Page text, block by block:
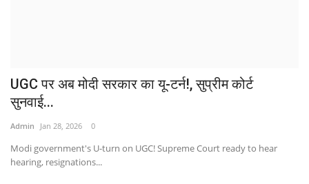
UGC पर अब मोदी सरकार का यू-टर्न!, सुप्रीम कोर्ट
सुनवाई...
Admin Jan 28, 2026 0
Modi government's U-turn on UGC! Supreme Court ready to hear
hearing, resignations...